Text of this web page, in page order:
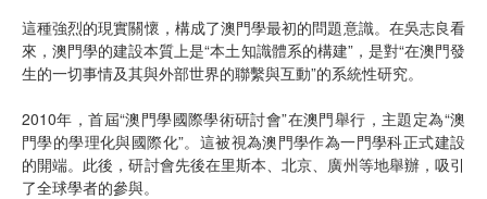
這種強烈的現實關懷，構成了澳門學最初的問題意識。在吳志良看
來，澳門學的建設本質上是“本土知識體系的構建”，是對“在澳門發
生的一切事情及其與外部世界的聯繫與互動”的系統性研究。
2010年，首屆“澳門學國際學術研討會”在澳門舉行，主題定為“澳
門學的學理化與國際化”。這被視為澳門學作為一門學科正式建設
的開端。此後，研討會先後在里斯本、北京、廣州等地舉辦，吸引
了全球學者的參與。